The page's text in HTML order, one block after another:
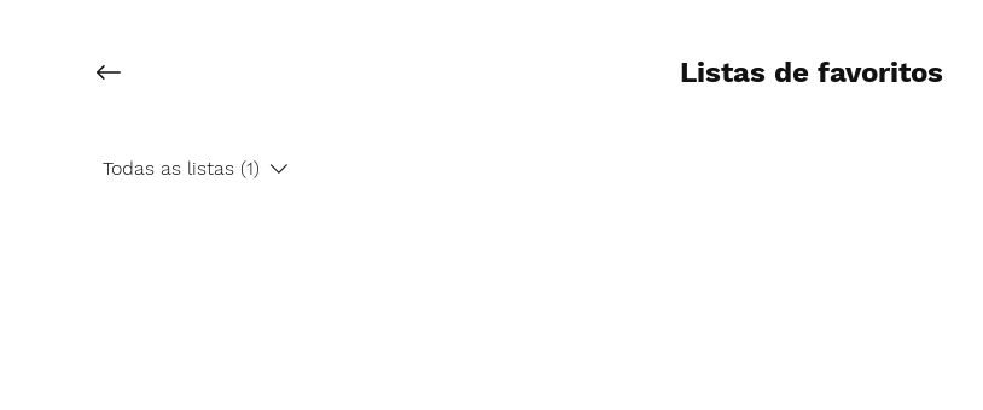
Todas as listas (1)
Listas de favoritos